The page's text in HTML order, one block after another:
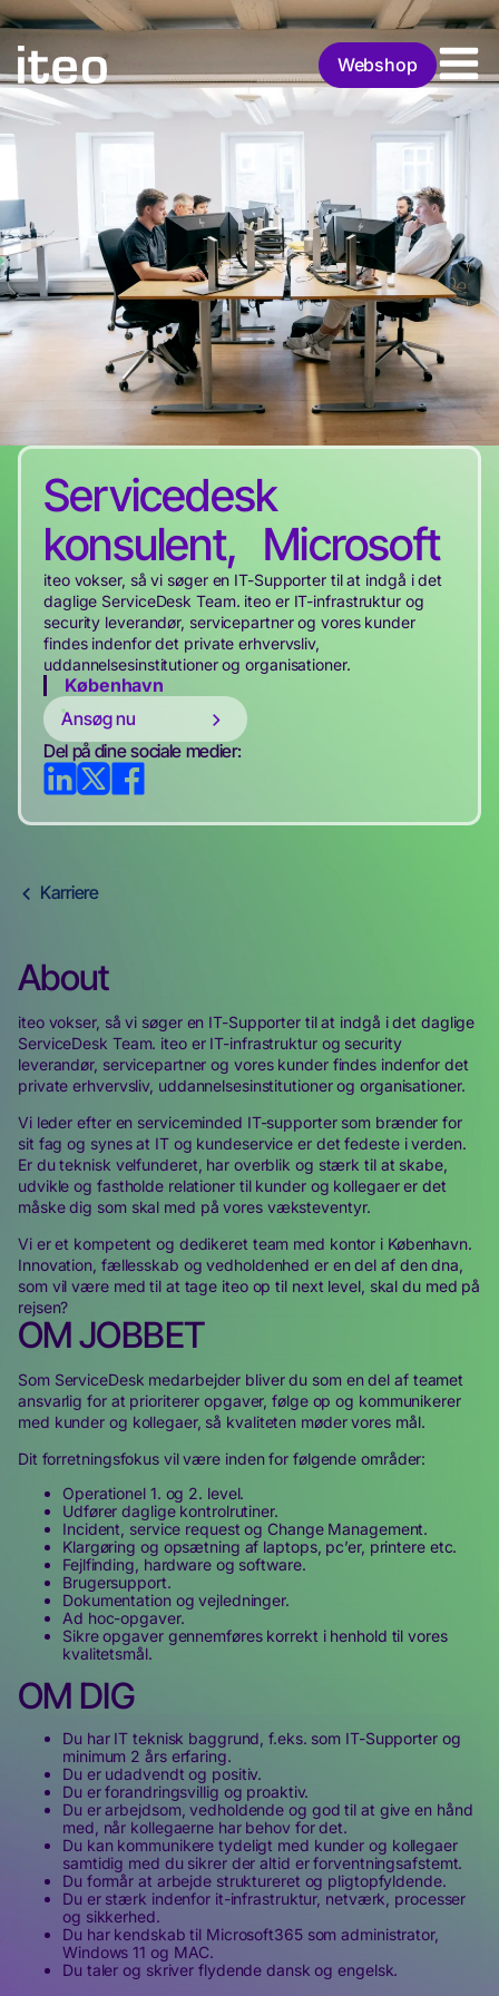
Webshop
Servicedesk
konsulent, Microsoft
iteo vokser, så vi søger en IT-Supporter til at indgå i det
daglige ServiceDesk Team. iteo er IT-infrastruktur og
security leverandør, servicepartner og vores kunder
findes indenfor det private erhvervsliv,
uddannelsesinstitutioner og organisationer.
København
Ansøg nu
Del på dine sociale medier:
Karriere
About
iteo vokser, så vi søger en IT-Supporter til at indgå i det daglige
ServiceDesk Team. iteo er IT-infrastruktur og security
leverandør, servicepartner og vores kunder findes indenfor det
private erhvervsliv, uddannelsesinstitutioner og organisationer.
Vi leder efter en serviceminded IT-supporter som brænder for
sit fag og synes at IT og kundeservice er det fedeste i verden.
Er du teknisk velfunderet, har overblik og stærk til at skabe,
udvikle og fastholde relationer til kunder og kollegaer er det
måske dig som skal med på vores væksteventyr.
Vi er et kompetent og dedikeret team med kontor i København.
Innovation, fællesskab og vedholdenhed er en del af den dna,
som vil være med til at tage iteo op til next level, skal du med på
rejsen?
OM JOBBET
Som ServiceDesk medarbejder bliver du som en del af teamet
ansvarlig for at prioriterer opgaver, følge op og kommunikerer
med kunder og kollegaer, så kvaliteten møder vores mål.
Dit forretningsfokus vil være inden for følgende områder:
Operationel 1. og 2. level.
Udfører daglige kontrolrutiner.
Incident, service request og Change Management.
Klargøring og opsætning af laptops, pc’er, printere etc.
Fejlfinding, hardware og software.
Brugersupport.
Dokumentation og vejledninger.
Ad hoc-opgaver.
Sikre opgaver gennemføres korrekt i henhold til vores
kvalitetsmål.
OM DIG
Du har IT teknisk baggrund, f.eks. som IT-Supporter og
minimum 2 års erfaring.
Du er udadvendt og positiv.
Du er forandringsvillig og proaktiv.
Du er arbejdsom, vedholdende og god til at give en hånd
med, når kollegaerne har behov for det.
Du kan kommunikere tydeligt med kunder og kollegaer
samtidig med du sikrer der altid er forventningsafstemt.
Du formår at arbejde struktureret og pligtopfyldende.
Du er stærk indenfor it-infrastruktur, netværk, processer
og sikkerhed.
Du har kendskab til Microsoft365 som administrator,
Windows 11 og MAC.
Du taler og skriver flydende dansk og engelsk.